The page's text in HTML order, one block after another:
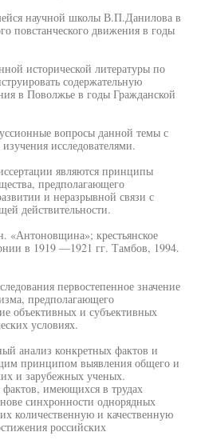
научной школы В.П.Данилова в
повстанческого движения в годы
исторической литературы по
содержательную
в Поволжье в годы Гражданской
вопросы данной темы с
исследователями.
являются принципы
предполагающего
и неразрывной связи с
действительности.
крестьянское
в 1919 —1921 гг. Тамбов, 1994.
первостепенное значение
предполагающего
объективных и субъективных
условиях.
анализ конкретных фактов и
принципом выявления общего и
и зарубежных ученых.
имеющихся в трудах
синхронности однорядных
количественную и качественную
российских